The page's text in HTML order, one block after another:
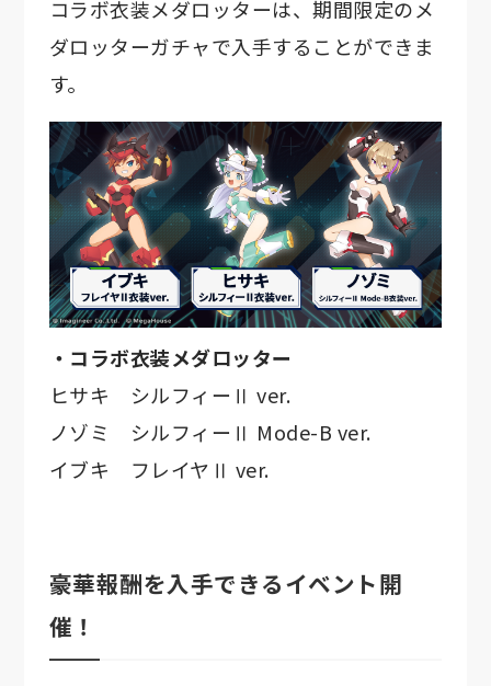
コラボ衣装メダロッターは、期間限定のメ
ダロッターガチャで入手することができま
す。
・コラボ衣装メダロッター
ヒサキ シルフィーⅡ ver.
ノゾミ シルフィーⅡ Mode-B ver.
イブキ フレイヤⅡ ver.
豪華報酬を入手できるイベント開
催！